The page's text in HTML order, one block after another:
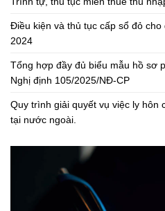
Điều kiện và thủ tục cấp sổ đỏ
2024
Tổng hợp đầy đủ biểu mẫu hồ sơ
Nghị định 105/2025/NĐ-CP
Quy trình giải quyết vụ việc ly hôn
tại nước ngoài.